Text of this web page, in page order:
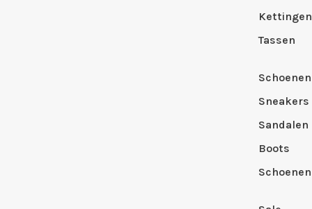
Kettingen
Tassen
Schoenen
Sneakers
Sandalen
Boots
Schoenen